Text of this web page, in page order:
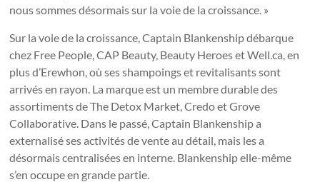
nous sommes désormais sur la voie de la croissance. »
Sur la voie de la croissance, Captain Blankenship débarque
chez Free People, CAP Beauty, Beauty Heroes et Well.ca, en
plus d’Erewhon, où ses shampoings et revitalisants sont
arrivés en rayon. La marque est un membre durable des
assortiments de The Detox Market, Credo et Grove
Collaborative. Dans le passé, Captain Blankenship a
externalisé ses activités de vente au détail, mais les a
désormais centralisées en interne. Blankenship elle-même
s’en occupe en grande partie.